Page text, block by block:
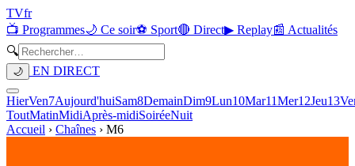
TVfr
📺 Programmes🌙 Ce soir⚽ Sport🔴 Direct▶ Replay📰 Actualités
🔍
🌙 EN DIRECT
HierVen7Aujourd'huiSam8DemainDim9Lun10Mar11Mer12Jeu13
ToutMatinMidiAprès-midiSoiréeNuit
Accueil › Chaînes › M6